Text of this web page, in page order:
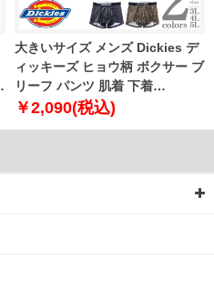
大きいサイズ メンズ Dickies デ
ィッキーズ ヒョウ柄 ボクサー ブ
リーフ パンツ 肌着 下着
80533200
￥2,090(税込)